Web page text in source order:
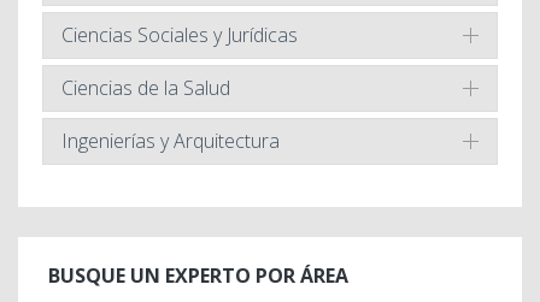
Ciencias Sociales y Jurídicas
Ciencias de la Salud
Ingenierías y Arquitectura
BUSQUE UN EXPERTO POR ÁREA